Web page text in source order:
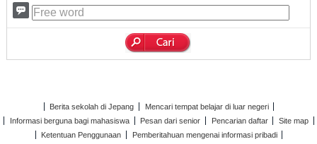
Berita sekolah di Jepang
Mencari tempat belajar di luar negeri
Informasi berguna bagi mahasiswa
Pesan dari senior Pencarian daftar
Site map
Ketentuan Penggunaan
Pemberitahuan mengenai informasi pribadi